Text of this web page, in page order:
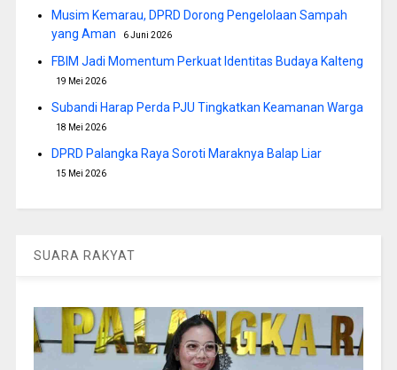
Musim Kemarau, DPRD Dorong Pengelolaan Sampah
yang Aman
6 Juni 2026
FBIM Jadi Momentum Perkuat Identitas Budaya Kalteng
19 Mei 2026
Subandi Harap Perda PJU Tingkatkan Keamanan Warga
18 Mei 2026
DPRD Palangka Raya Soroti Maraknya Balap Liar
15 Mei 2026
SUARA RAKYAT